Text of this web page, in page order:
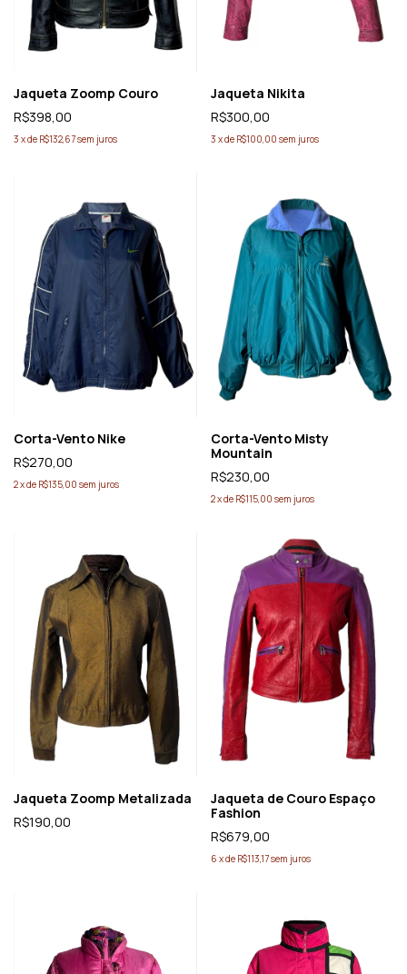
Jaqueta Zoomp Couro
R$398,00
3 xde R$132,67sem juros
Jaqueta Nikita
R$300,00
3 xde R$100,00 sem juros
Corta-Vento Nike
R$270,00
2xde R$135,00 sem juros
Corta-Vento Misty
Mountain
R$230,00
2xde R$115,00 sem juros
Jaqueta Zoomp Metalizada
R$190,00
Jaqueta de Couro Espaço
Fashion
R$679,00
6 xde R$113,17sem juros